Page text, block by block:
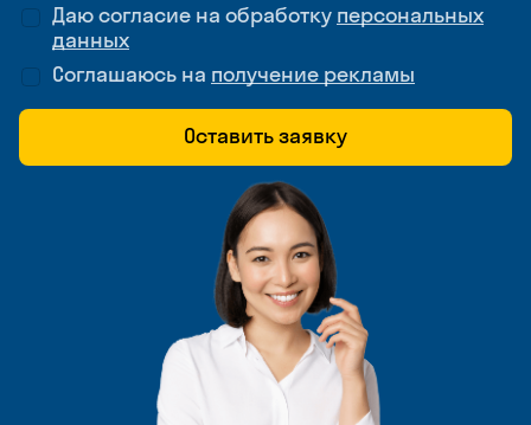
Даю согласие на обработку персональных
данных
Соглашаюсь на получение рекламы
Оставить заявку